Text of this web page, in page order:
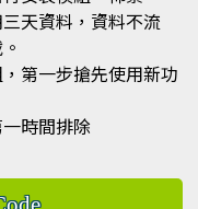
天資料，資料不流
第一步搶先使用新功
時間排除